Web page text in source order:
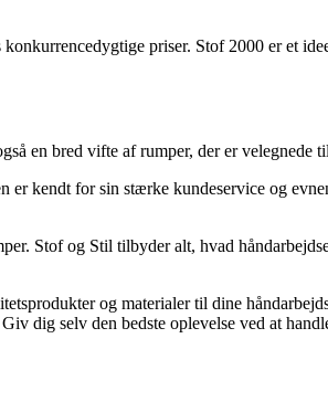
priser. Stof 2000 er et
en bred vifte af rumper, der er velegnede
er kendt for sin stærke kundeservice og
Stof og Stil tilbyder alt, hvad
og materialer til dine
dig selv den bedste oplevelse ved at